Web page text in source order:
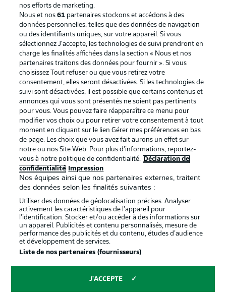
La publicité Conditions d’utilisation des
Mentions Légales Gérer mes préférences
Déclaration de
confidentialité
Diffuseurs
Travaux Contact
Impression Joueurs
© 2026 Bundesliga-Gruppe GmbH
Choisissez votre langue
nos efforts de marketing.
Nous et nos61 partenaires stockons et accédons à des
données personnelles, telles que des données de navigation
ou des identifiants uniques, sur votre appareil. Si vous
sélectionnez J'accepte, les technologies de suivi prendront en
charge les finalités affichées dans la section « Nous et nos
partenaires traitons des données pour fournir ». Si vous
choisissez Tout refuser ou que vous retirez votre
consentement, elles seront désactivées. Si les technologies de
suivi sont désactivées, il est possible que certains contenus et
annonces qui vous sont présentés ne soient pas pertinents
pour vous. Vous pouvez faire réapparaître ce menu pour
modifier vos choix ou pour retirer votre consentement à tout
moment en cliquant sur le lien Gérer mes préférences en bas
de page. Les choix que vous avez fait aurons un effet sur
notre ou nos Site Web. Pour plus d’informations, reportez-
vous à notre politique de confidentialité.
Déclaration de
confidentialité
Impression
Nos équipes ainsi que nos partenaires externes, traitent
des données selon les finalités suivantes :
Utiliser des données de géolocalisation précises. Analyser
activement les caractéristiques de l’appareil pour
l’identification. Stocker et/ou accéder à des informations sur
un appareil. Publicités et contenu personnalisés, mesure de
performance des publicités et du contenu, études d’audience
et développement de services.
Liste de nos partenaires (fournisseurs)
J'ACCEPTE